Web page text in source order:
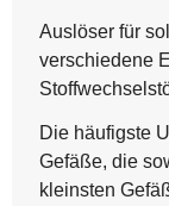
Auslöser für
verschiedene
Die häufigste
Gefäße, die
kleinsten